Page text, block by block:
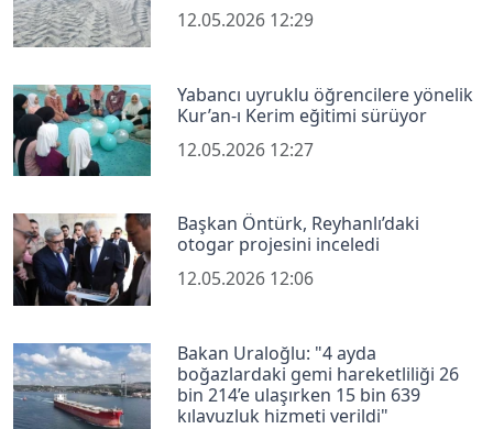
12.05.2026 12:29
Yabancı uyruklu öğrencilere yönelik
Kur’an-ı Kerim eğitimi sürüyor
12.05.2026 12:27
Başkan Öntürk, Reyhanlı’daki
otogar projesini inceledi
12.05.2026 12:06
Bakan Uraloğlu: "4 ayda
boğazlardaki gemi hareketliliği 26
bin 214’e ulaşırken 15 bin 639
kılavuzluk hizmeti verildi"